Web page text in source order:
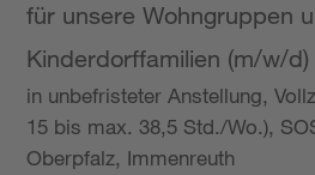
für unsere Wohngruppen
Kinderdorffamilien (m/w/d)
in unbefristeter Anstellung,
15 bis max. 38,5 Std./Wo.),
Oberpfalz, Immenreuth